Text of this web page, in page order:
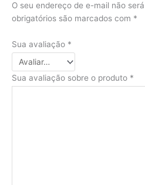
O seu endereço de e-mail não
obrigatórios são marcados com *
Sua avaliação *
Sua avaliação sobre o produto *